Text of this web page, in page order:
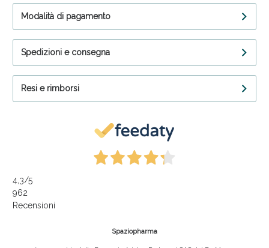
Modalità di pagamento
Spedizioni e consegna
Resi e rimborsi
4,3/5
962
Recensioni
Spaziopharma